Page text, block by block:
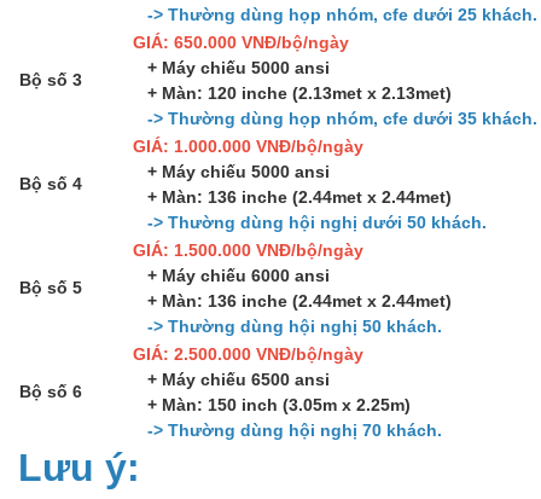
-> Thường dùng họp nhóm, cfe dưới 25 khách.
Bộ số 3
GIÁ: 650.000 VNĐ/bộ/ngày
+ Máy chiếu 5000 ansi
+ Màn: 120 inche (2.13met x 2.13met)
-> Thường dùng họp nhóm, cfe dưới 35 khách.
Bộ số 4
GIÁ: 1.000.000 VNĐ/bộ/ngày
+ Máy chiếu 5000 ansi
+ Màn: 136 inche (2.44met x 2.44met)
-> Thường dùng hội nghị dưới 50 khách.
Bộ số 5
GIÁ: 1.500.000 VNĐ/bộ/ngày
+ Máy chiếu 6000 ansi
+ Màn: 136 inche (2.44met x 2.44met)
-> Thường dùng hội nghị 50 khách.
Bộ số 6
GIÁ: 2.500.000 VNĐ/bộ/ngày
+ Máy chiếu 6500 ansi
+ Màn: 150 inch (3.05m x 2.25m)
-> Thường dùng hội nghị 70 khách.
Lưu ý: